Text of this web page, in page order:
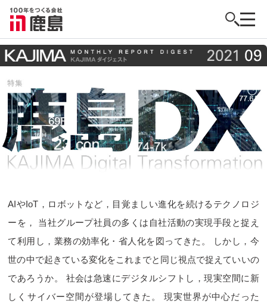
AIやIoT，ロボットなど，目覚ましい進化を続けるテクノロジ
ーを，
当社グループ社員の多くは自社活動の実現手段と捉え
て利用し，業務の効率化・省人化を図ってきた。
しかし，今
世の中で起きている変化をこれまでと同じ視点で捉えていいの
であろうか。
社会は急速にデジタルシフトし，現実空間に新
しくサイバー空間が登場してきた。
現実世界が中心だった